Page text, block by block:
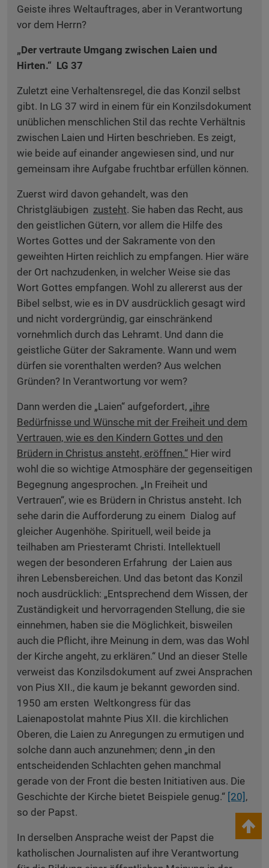
Geiste ihres Weltauftrages, aber in Verantwortung
vor dem Herrn?
„Der vertraute Umgang zwischen Laien und
Hirten.“ LG 37
Zuletzt eine Verhaltensregel, die das Konzil selbst
gibt. In LG 37 wird in einem für ein Konzilsdokument
unüblichen menschlichen Stil das rechte Verhältnis
zwischen Laien und Hirten beschrieben. Es zeigt,
wie beide auf einander angewiesen sind, und nur
gemeinsam ihre Aufgabe fruchtbar erfüllen können.
Zuerst wird davon gehandelt, was den
Christgläubigen zusteht. Sie haben das Recht, aus
den geistlichen Gütern, vor allem die Hilfe des
Wortes Gottes und der Sakramente von den
geweihten Hirten reichlich zu empfangen. Hier wäre
der Ort nachzudenken, in welcher Weise sie das
Wort Gottes empfangen. Wohl zu allererst aus der
Bibel selbst, wie es in DV ausdrücklich gesagt wird
und nicht vordergründig, gar einschränkend
vornehmlich durch das Lehramt. Und dann die
geistliche Güter der Sakramente. Wann und wem
dürfen sie vorenthalten werden? Aus welchen
Gründen? In Verantwortung vor wem?
Dann werden die „Laien“ aufgefordert, „ihre
Bedürfnisse und Wünsche mit der Freiheit und dem
Vertrauen, wie es den Kindern Gottes und den
Brüdern in Christus ansteht, eröffnen.“ Hier wird
wohl die so wichtige Atmosphäre der gegenseitigen
Begegnung angesprochen. „In Freiheit und
Vertrauen“, wie es Brüdern in Christus ansteht. Ich
sehe darin die Aufforderung zu einem Dialog auf
gleicher Augenhöhe. Spirituell, weil beide ja
teilhaben am Priesteramt Christi. Intellektuell
wegen der besonderen Erfahrung der Laien aus
ihren Lebensbereichen. Und das betont das Konzil
noch ausdrücklich: „Entsprechend dem Wissen, der
Zuständigkeit und hervorragenden Stellung, die sie
einnehmen, haben sie die Möglichkeit, bisweilen
auch die Pflicht, ihre Meinung in dem, was das Wohl
der Kirche angeht, zu erklären.“ Und an dieser Stelle
verweist das Konzilsdokument auf zwei Ansprachen
von Pius XII., die kaum je bekannt geworden sind.
1950 am ersten Weltkongress für das
Laienapostolat mahnte Pius XII. die kirchlichen
Oberen, die Laien zu Anregungen zu ermutigen und
solche dann auch anzunehmen; denn „in den
entscheidenden Schlachten gehen manchmal
gerade von der Front die besten Initiativen aus. Die
Geschichte der Kirche bietet Beispiele genug.“ [20] ,
so der Papst.
In derselben Ansprache weist der Papst die
katholischen Journalisten auf ihre Verantwortung